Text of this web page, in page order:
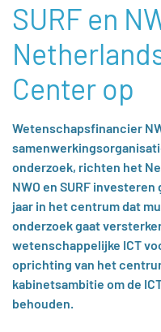
SURF en
Center op
Wetenschapsfinancier
onderzoek, richten het
NWO en SURF
jaar in het centrum dat
onderzoek gaat
wetenschappelijke ICT
oprichting van het
kabinetsambitie om de
behouden.